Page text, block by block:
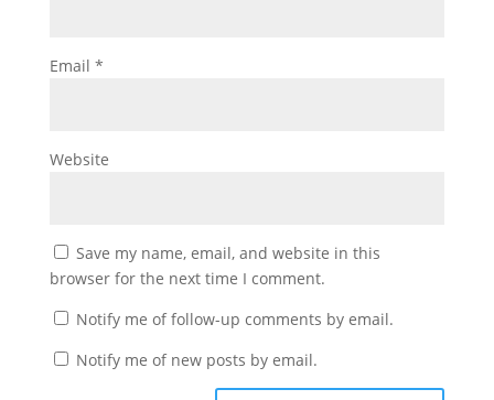
Email *
Website
Save my name, email, and website in this
browser for the next time I comment.
Notify me of follow-up comments by email.
Notify me of new posts by email.